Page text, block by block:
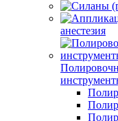
анестезия